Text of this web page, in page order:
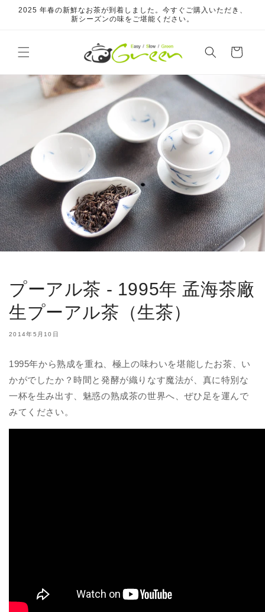
ンツに
2025 年春の新鮮なお茶が到着しました。今すぐご購入いただき、
新シーズンの味をご堪能ください。
ー
プーアル茶 - 1995年 孟海茶廠
生プーアル茶（生茶）
2014年5月10日
1995年から熟成を重ね、極上の味わいを堪能したお茶、い
かがでしたか？時間と発酵が織りなす魔法が、真に特別な
一杯を生み出す、魅惑の熟成茶の世界へ、ぜひ足を運んで
みてください。